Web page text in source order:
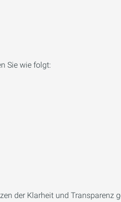
Sie wie folgt:
der Klarheit und